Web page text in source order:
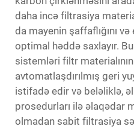
daha incə filtrasiya
da mayenin şaffaflığını
optimal həddə saxlayır.
sistemləri filtr materialının
avtomatlaşdırılmış geri
istifadə edir və beləliklə,
prosedurları ilə əlaqədar
olmadan sabit filtrasiya